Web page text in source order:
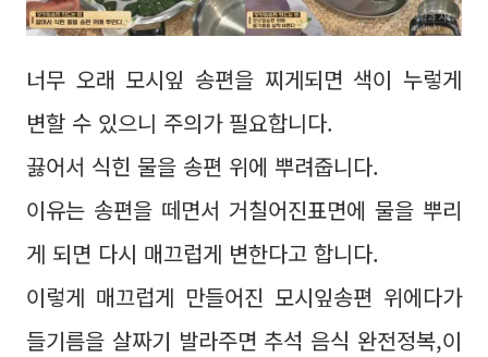
너무 오래 모시잎 송편을 찌게되면 색이 누렇게
변할 수 있으니 주의가 필요합니다.
끓어서 식힌 물을 송편 위에 뿌려줍니다.
이유는 송편을 떼면서 거칠어진표면에 물을 뿌리
게 되면 다시 매끄럽게 변한다고 합니다.
이렇게 매끄럽게 만들어진 모시잎송편 위에다가
들기름을 살짜기 발라주면 추석 음식 완전정복,이